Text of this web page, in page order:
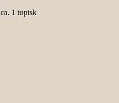
1 toptsk